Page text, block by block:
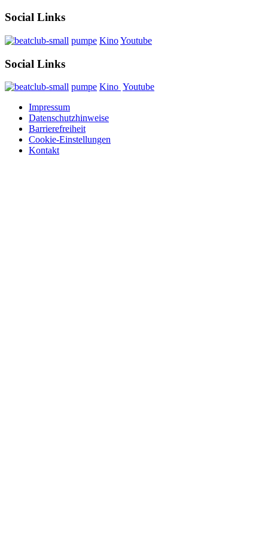
Social Links
pumpe KinoYoutube
Social Links
pumpe Kino Youtube
Impressum
Datenschutzhinweise
Barrierefreiheit
Cookie-Einstellungen
Kontakt